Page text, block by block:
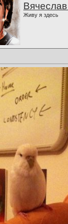
Живу я здесь